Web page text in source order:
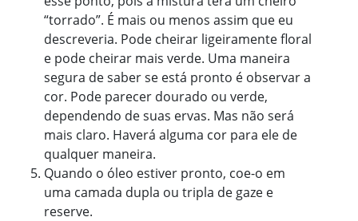
“torrado”. É mais ou menos assim que eu
descreveria. Pode cheirar ligeiramente floral
e pode cheirar mais verde. Uma maneira
segura de saber se está pronto é observar a
cor. Pode parecer dourado ou verde,
dependendo de suas ervas. Mas não será
mais claro. Haverá alguma cor para ele de
qualquer maneira.
Quando o óleo estiver pronto, coe-o em
uma camada dupla ou tripla de gaze e
reserve.